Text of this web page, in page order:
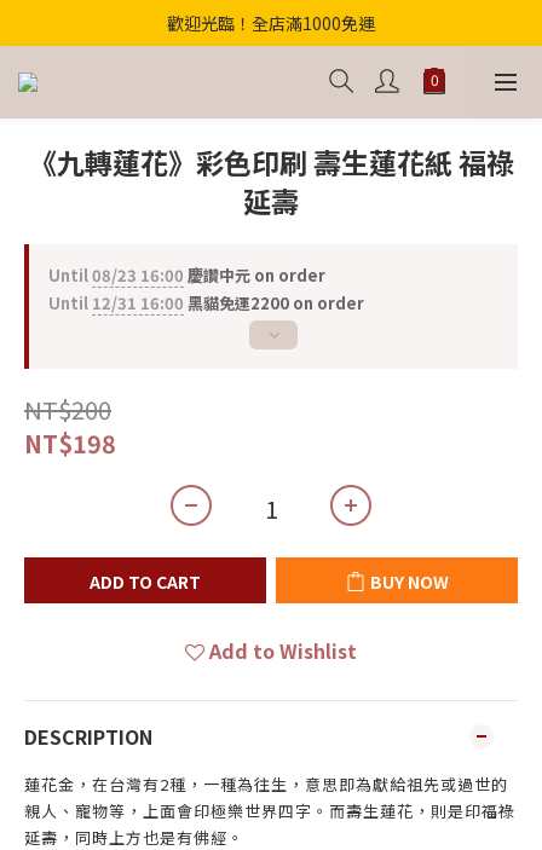
歡迎光臨！全店滿1000免運
歡迎光臨！全店滿1000免運
【首購優惠】結帳輸入"中元財庫168"滿千折百！
【獨家】中元轉運祕法2件省200
歡迎光臨！全店滿1000免運
《九轉蓮花》彩色印刷 壽生蓮花紙 福祿
延壽
Until08/23 16:00 慶讚中元 on order
Until 12/31 16:00 黑貓免運2200 on order
NT$200
NT$198
ADD TO CART BUY NOW
Add to Wishlist
DESCRIPTION
蓮花金，在台灣有2種，一種為往生，意思即為獻給祖先或過世的
親人、寵物等，上面會印極樂世界四字。而壽生蓮花，則是印福祿
延壽，同時上方也是有佛經。